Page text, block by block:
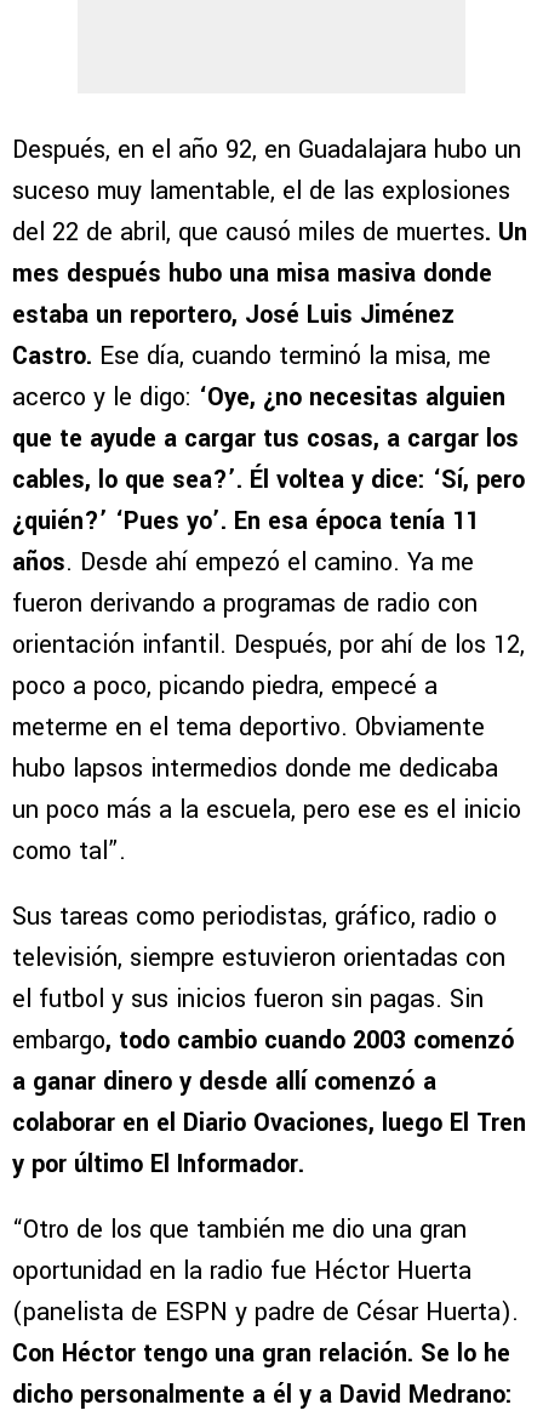
Después, en el año 92, en Guadalajara hubo un
suceso muy lamentable, el de las explosiones
del 22 de abril, que causó miles de muertes. Un
mes después hubo una misa masiva donde
estaba un reportero, José Luis Jiménez
Castro. Ese día, cuando terminó la misa, me
acerco y le digo: ‘Oye, ¿no necesitas alguien
que te ayude a cargar tus cosas, a cargar los
cables, lo que sea?’. Él voltea y dice: ‘Sí, pero
¿quién?’ ‘Pues yo’. En esa época tenía 11
años. Desde ahí empezó el camino. Ya me
fueron derivando a programas de radio con
orientación infantil. Después, por ahí de los 12,
poco a poco, picando piedra, empecé a
meterme en el tema deportivo. Obviamente
hubo lapsos intermedios donde me dedicaba
un poco más a la escuela, pero ese es el inicio
como tal”.
Sus tareas como periodistas, gráfico, radio o
televisión, siempre estuvieron orientadas con
el futbol y sus inicios fueron sin pagas. Sin
embargo, todo cambio cuando 2003 comenzó
a ganar dinero y desde allí comenzó a
colaborar en el Diario Ovaciones, luego El Tren
y por último El Informador.
“Otro de los que también me dio una gran
oportunidad en la radio fue Héctor Huerta
(panelista de ESPN y padre de César Huerta).
Con Héctor tengo una gran relación. Se lo he
dicho personalmente a él y a David Medrano: